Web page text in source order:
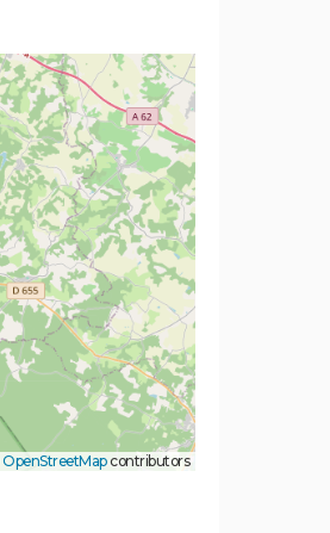
OpenStreetMapcontributors